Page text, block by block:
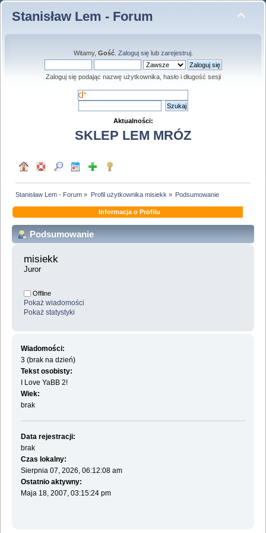
Stanisław Lem - Forum
Witamy, Gość. Zaloguj sięlub zarejestruj.
Zaloguj się podając nazwę użytkownika, hasło i długość sesji
Aktualności:
SKLEP LEM MRÓZ
Stanisław Lem - Forum » Profil użytkownika misiekk » Podsumowanie
Informacja o Profilu
Podsumowanie
misiekk
Juror
Offline
Pokaż wiadomości
Pokaż statystyki
Wiadomości:
3 (brak na dzień)
Tekst osobisty:
I Love YaBB 2!
Wiek:
brak
Data rejestracji:
brak
Czas lokalny:
Sierpnia 07, 2026, 06:12:08 am
Ostatnio aktywny:
Maja 18, 2007, 03:15:24 pm